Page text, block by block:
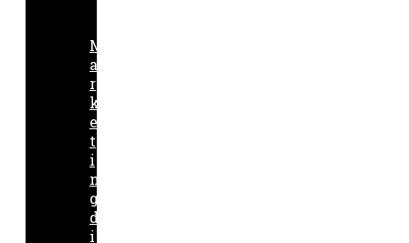
M
a
r
k
e
t
i
n
g
d
i